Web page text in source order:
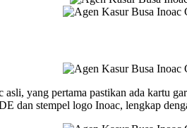
yang pertama pastikan ada kartu
dan stempel logo Inoac, lengkap